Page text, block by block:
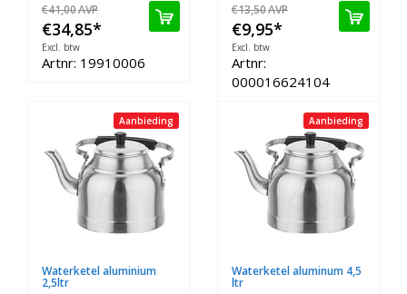
€41,00AVP
€34,85*
Excl. btw
Artnr: 19910006
€13,50AVP
€9,95*
Excl. btw
Artnr:
000016624104
Aanbieding
Waterketel aluminium
2,5ltr
Aanbieding
Waterketel aluminum 4,5
ltr